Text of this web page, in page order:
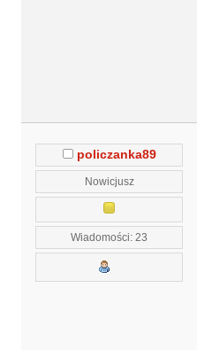
policzanka89
Nowicjusz
Wiadomości: 23